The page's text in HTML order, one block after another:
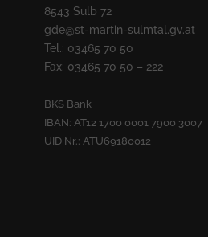
8543 Sulb 72
gde@st-martin-sulmtal.gv.at
Tel.: 03465 70 50
Fax: 03465 70 50 – 222
BKS Bank
IBAN: AT12 1700 0001 7900 3007
UID Nr.: ATU69180012